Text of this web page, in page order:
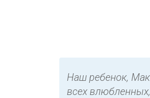
Наш ребенок,
всех